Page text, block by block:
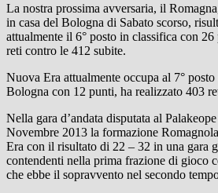
La nostra prossima avversaria, il
in casa del Bologna di Sabato scorso,
attualmente il 6° posto in classifica con
reti contro le 412 subite.
Nuova Era attualmente occupa al 7°
Bologna con 12 punti, ha realizzato 403
Nella gara d’andata disputata al
Novembre 2013 la formazione
Era con il risultato di 22 – 32 in una gara
contendenti nella prima frazione di gioco
che ebbe il sopravvento nel secondo